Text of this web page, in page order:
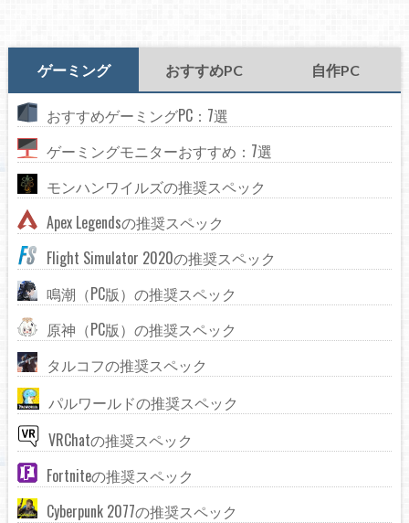
ゲーミング おすすめPC 自作PC
おすすめゲーミングPC：7選
ゲーミングモニターおすすめ：7選
モンハンワイルズの推奨スペック
Apex Legendsの推奨スペック
Flight Simulator 2020の推奨スペック
鳴潮（PC版）の推奨スペック
原神（PC版）の推奨スペック
タルコフの推奨スペック
パルワールドの推奨スペック
VRChatの推奨スペック
Fortniteの推奨スペック
Cyberpunk 2077の推奨スペック